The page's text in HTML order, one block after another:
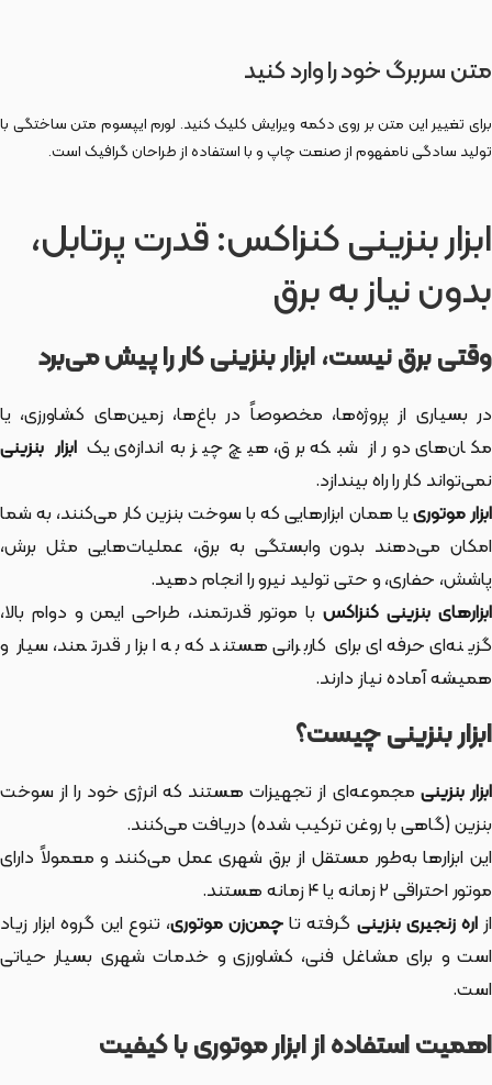
متن سربرگ خود را وارد کنید
برای تغییر این متن بر روی دکمه ویرایش کلیک کنید. لورم ایپسوم متن ساختگی با
تولید سادگی نامفهوم از صنعت چاپ و با استفاده از طراحان گرافیک است.
ابزار بنزینی کنزاکس: قدرت پرتابل،
بدون نیاز به برق
وقتی برق نیست، ابزار بنزینی کار را پیش می‌برد
در بسیاری از پروژه‌ها، مخصوصاً در باغ‌ها، زمین‌های کشاورزی، یا
مکان‌های دور از شبکه برق، هیچ چیز به‌اندازه‌ی یکابزار بنزینی
نمی‌تواند کار را راه بیندازد.
ابزار موتورییا همان ابزارهایی که با سوخت بنزین کار می‌کنند، به شما
امکان می‌دهند بدون وابستگی به برق، عملیات‌هایی مثل برش،
پاشش، حفاری، و حتی تولید نیرو را انجام دهید.
ابزارهای بنزینی کنزاکسبا موتور قدرتمند، طراحی ایمن و دوام بالا،
گزینه‌ای حرفه‌ای برای کاربرانی هستند که به ابزار قدرتمند، سیار و
همیشه آماده نیاز دارند.
ابزار بنزینی چیست؟
ابزار بنزینی مجموعه‌ای از تجهیزات هستند که انرژی خود را از سوخت
بنزین (گاهی با روغن ترکیب شده) دریافت می‌کنند.
این ابزارها به‌طور مستقل از برق شهری عمل می‌کنند و معمولاً دارای
موتور احتراقی ۲ زمانه یا ۴ زمانه هستند.
ازاره زنجیری بنزینی گرفته تاچمن‌زن موتوری، تنوع این گروه ابزار زیاد
است و برای مشاغل فنی، کشاورزی و خدمات شهری بسیار حیاتی
است.
اهمیت استفاده از ابزار موتوری با کیفیت